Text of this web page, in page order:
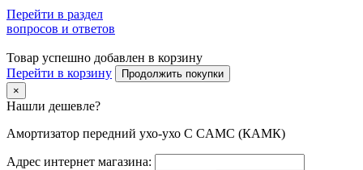
Перейти в раздел
вопросов и ответов
Товар успешно добавлен в корзину
Перейти в корзину
Продолжить покупки
×
Нашли дешевле?
Амортизатор передний ухо-ухо C CAMC (КАМК)
Адрес интернет магазина: